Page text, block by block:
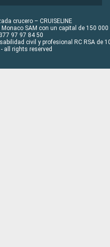
crucero – CRUISELINE
SAM con un capital de 150 000
97 97 84 50
civil y profesional RC RSA de
all rights reserved